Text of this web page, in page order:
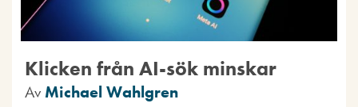
Klicken från AI-sök minskar
Av Michael Wahlgren